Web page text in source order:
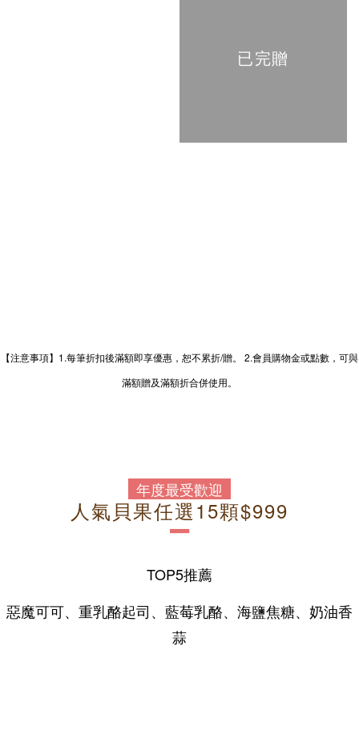
已完贈
【注意事項】1.每筆折扣後滿額即享優惠，恕不累折/贈。 2.會員購物金或點數，可與
滿額贈及滿額折合併使用。
年度最受歡迎
人氣貝果任選15顆$999
－
TOP5推薦
惡魔可可、重乳酪起司、藍莓乳酪、海鹽焦糖、奶油香
蒜